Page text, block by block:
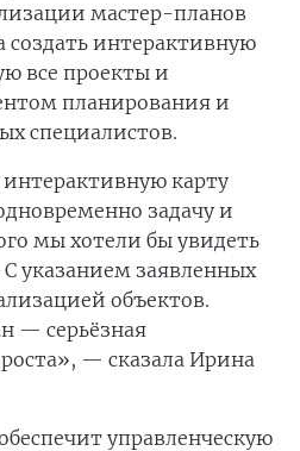
мастер-планов
создать интерактивную
все проекты и
планирования и
специалистов.
интерактивную карту
задачу и
мы хотели бы увидеть
указанием заявленных
объектов.
— серьёзная
— сказала Ирина
управленческую